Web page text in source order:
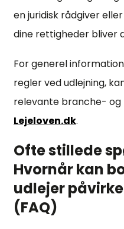
en juridisk rådgiver
dine rettigheder bliver
For generel
regler ved udlejning,
relevante branche- og
Lejeloven.dk.
Ofte stillede
Hvornår kan
udlejer
(FAQ)